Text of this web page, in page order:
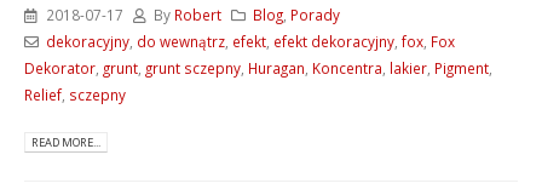
2018-07-17 By Robert Blog, Porady
dekoracyjny, do wewnątrz, efekt, efekt dekoracyjny, fox, Fox
Dekorator, grunt, grunt sczepny, Huragan, Koncentra, lakier, Pigment,
Relief, sczepny
READ MORE...